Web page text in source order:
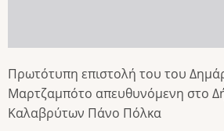
Πρωτότυπη επιστολή του του
Μαρτζαμπότο απευθυνόμενη στο
Καλαβρύτων Πάνο Πόλκα